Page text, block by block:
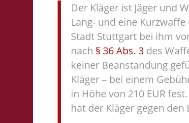
Der Kläger ist Jäger und
Lang- und eine
Stadt Stuttgart bei ihm
nach § 36 Abs. 3 des
keiner Beanstandung
Kläger – bei einem
in Höhe von 210 EUR
hat der Kläger gegen den